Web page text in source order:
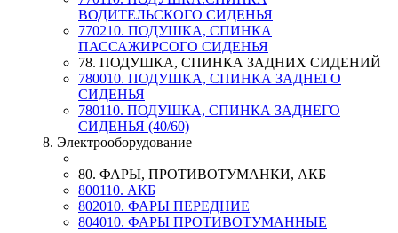
ВОДИТЕЛЬСКОГО СИДЕНЬЯ
770210. ПОДУШКА, СПИНКА
ПАССАЖИРСОГО СИДЕНЬЯ
78. ПОДУШКА, СПИНКА ЗАДНИХ СИДЕНИЙ
780010. ПОДУШКА, СПИНКА ЗАДНЕГО
СИДЕНЬЯ
780110. ПОДУШКА, СПИНКА ЗАДНЕГО
СИДЕНЬЯ (40/60)
8. Электрооборудование
80. ФАРЫ, ПРОТИВОТУМАНКИ, АКБ
800110. АКБ
802010. ФАРЫ ПЕРЕДНИЕ
804010. ФАРЫ ПРОТИВОТУМАННЫЕ